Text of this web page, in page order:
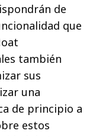
de
que
también
sus
una
de principio a
estos